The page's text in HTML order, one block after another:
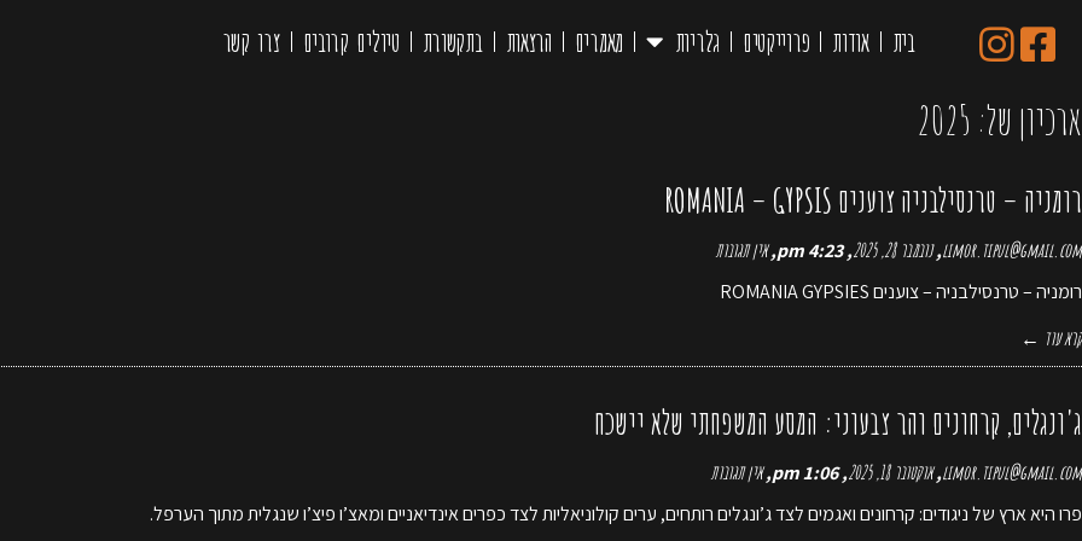
בית אודות פרוייקטים גלריות מאמרים הרצאות בתקשורת טיולים קרובים צרו קשר
»
2025
ארכיון של: 2025
רומניה – טרנסילבניה צוענים ROMANIA – GYPSIS
limor.tipul@gmail.com נובמבר 28, 2025 4:23 pm אין תגובות
רומניה – טרנסילבניה – צוענים ROMANIA GYPSIES
קרא עוד ←
ג'ונגלים, קרחונים והר צבעוני: המסע המשפחתי שלא יישכח
limor.tipul@gmail.com אוקטובר 18, 2025 1:06 pm אין תגובות
פרו היא ארץ של ניגודים: קרחונים ואגמים לצד ג’ונגלים רותחים, ערים קולוניאליות לצד כפרים אינדיאניים ומאצ’ו פיצ’ו שנגלית מתוך הערפל.